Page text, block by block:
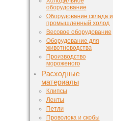
оборудование
Оборудование склада и
промышленный холод
Весовое оборудование
Оборудование для
животноводства
Производство
мороженого
Расходные
материалы
Клипсы
Ленты
Петли
Проволока и скобы